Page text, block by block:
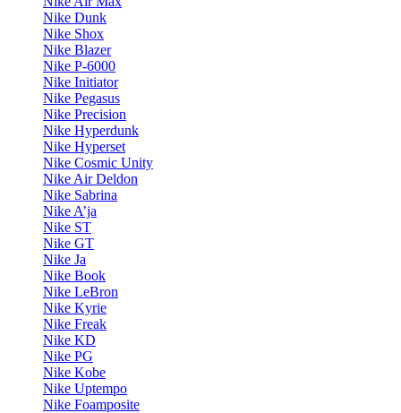
Nike Dunk
Nike Shox
Nike Blazer
Nike P-6000
Nike Initiator
Nike Pegasus
Nike Precision
Nike Hyperdunk
Nike Hyperset
Nike Cosmic Unity
Nike Air Deldon
Nike Sabrina
Nike A’ja
Nike ST
Nike GT
Nike Ja
Nike Book
Nike LeBron
Nike Kyrie
Nike Freak
Nike KD
Nike PG
Nike Kobe
Nike Uptempo
Nike Foamposite